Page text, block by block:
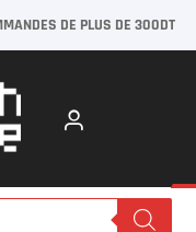
DE PLUS DE 300DT